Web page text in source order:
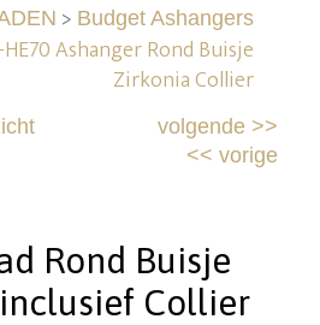
> Budget Ashangers
Ashanger Rond Buisje
Zirkonia Collier
volgende>>
<< vorige
Rond Buisje
Collier